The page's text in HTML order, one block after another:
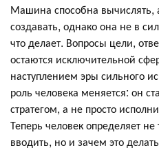
Машина способна вычислять,
создавать, однако она не в
что делает. Вопросы цели,
остаются исключительной
наступлением эры сильного
роль человека меняется: он
стратегом, а не просто
Теперь человек определяет
вводить, но и зачем это